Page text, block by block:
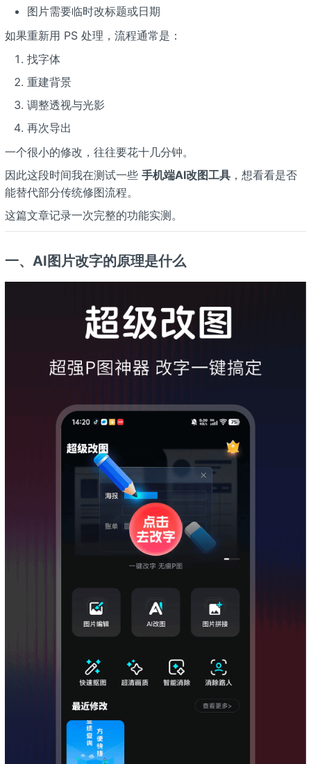
图片需要临时改标题或日期
如果重新用 PS 处理，流程通常是：
找字体
重建背景
调整透视与光影
再次导出
一个很小的修改，往往要花十几分钟。
因此这段时间我在测试一些 手机端AI改图工具，想看看是否
能替代部分传统修图流程。
这篇文章记录一次完整的功能实测。
一、AI图片改字的原理是什么